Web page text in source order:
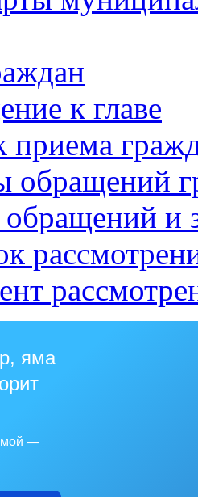
к главе
приема
обращений
и
яма
—